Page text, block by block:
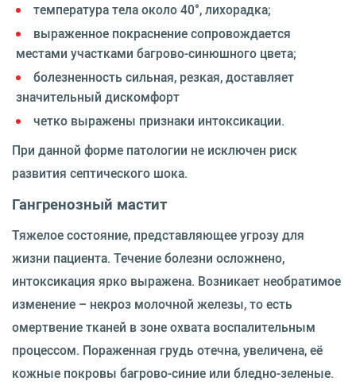
температура тела около 40°, лихорадка;
выраженное покраснение сопровождается
местами участками багрово-синюшного цвета;
болезненность сильная, резкая, доставляет
значительный дискомфорт
четко выражены признаки интоксикации.
При данной форме патологии не исключен риск
развития септического шока.
Гангренозный мастит
Тяжелое состояние, представляющее угрозу для
жизни пациента. Течение болезни осложнено,
интоксикация ярко выражена. Возникает необратимое
изменение – некроз молочной железы, то есть
омертвение тканей в зоне охвата воспалительным
процессом. Пораженная грудь отечна, увеличена, её
кожные покровы багрово-синие или бледно-зеленые.